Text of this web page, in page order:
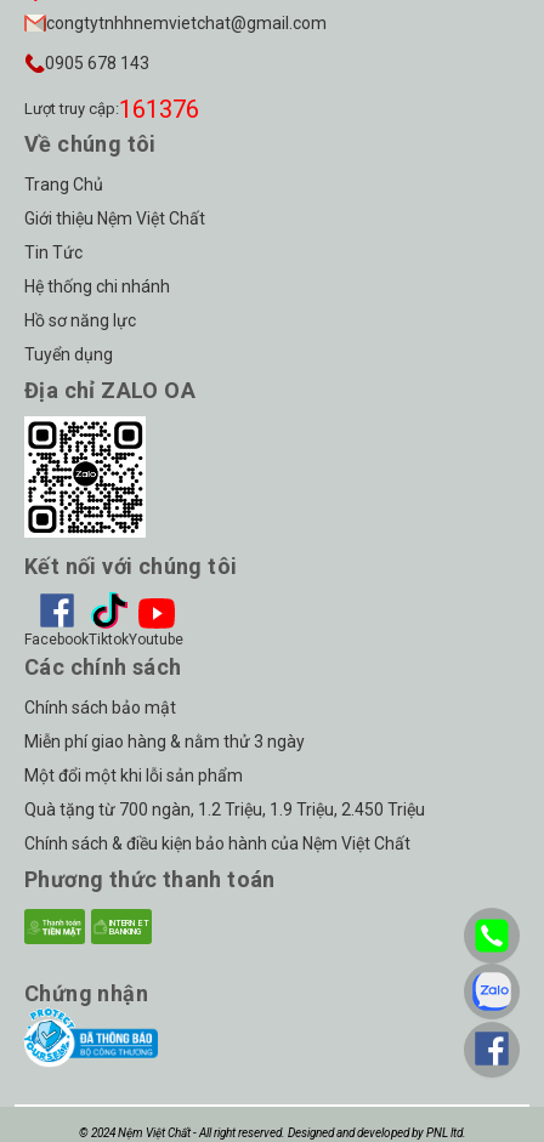
congtytnhhnemvietchat@gmail.com
0905 678 143
Lượt truy cập:161376
Về chúng tôi
Trang Chủ
Giới thiệu Nệm Việt Chất
Tin Tức
Hệ thống chi nhánh
Hồ sơ năng lực
Tuyển dụng
Địa chỉ ZALO OA
Kết nối với chúng tôi
FacebookTiktokYoutube
Các chính sách
Chính sách bảo mật
Miễn phí giao hàng & nằm thử 3 ngày
Một đổi một khi lỗi sản phẩm
Quà tặng từ 700 ngàn, 1.2 Triệu, 1.9 Triệu, 2.450 Triệu
Chính sách & điều kiện bảo hành của Nệm Việt Chất
Phương thức thanh toán
Chứng nhận
© 2024 Nệm Việt Chất - All right reserved. Designed and developed by PNL ltd.